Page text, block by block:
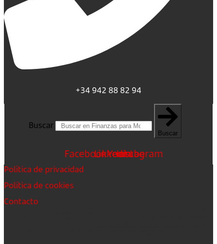
+34 942 88 82 94
Buscar
Buscar
FacebookLinkedin
Youtube
Instagram
Política de privacidad
Política de cookies
Contacto